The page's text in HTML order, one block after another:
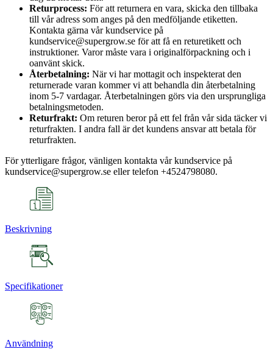
Returprocess: För att returnera en vara, skicka den tillbaka
till vår adress som anges på den medföljande etiketten.
Kontakta gärna vår kundservice på
kundservice@supergrow.se för att få en returetikett och
instruktioner. Varor måste vara i originalförpackning och i
oanvänt skick.
Återbetalning: När vi har mottagit och inspekterat den
returnerade varan kommer vi att behandla din återbetalning
inom 5-7 vardagar. Återbetalningen görs via den ursprungliga
betalningsmetoden.
Returfrakt: Om returen beror på ett fel från vår sida täcker vi
returfrakten. I andra fall är det kundens ansvar att betala för
returfrakten.
För ytterligare frågor, vänligen kontakta vår kundservice på
kundservice@supergrow.se eller telefon +4524798080.
Beskrivning
Specifikationer
Användning